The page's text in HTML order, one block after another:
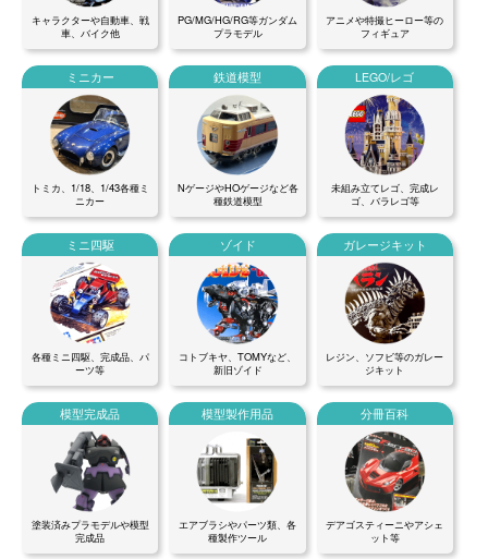
キャラクターや自動車、戦
車、バイク他
PG/MG/HG/RG等ガンダム
プラモデル
アニメや特撮ヒーロー等の
フィギュア
ミニカー
トミカ、1/18、1/43各種ミ
ニカー
鉄道模型
NゲージやHOゲージなど各
種鉄道模型
LEGO/レゴ
未組み立てレゴ、完成レ
ゴ、バラレゴ等
ミニ四駆
各種ミニ四駆、完成品、パ
ーツ等
ゾイド
コトブキヤ、TOMYなど、
新旧ゾイド
ガレージキット
レジン、ソフビ等のガレー
ジキット
模型完成品
塗装済みプラモデルや模型
完成品
模型製作用品
エアブラシやパーツ類、各
種製作ツール
分冊百科
デアゴスティーニやアシェ
ット等